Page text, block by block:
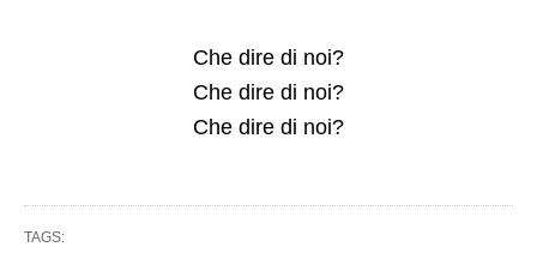
Che dire di noi?
Che dire di noi?
Che dire di noi?
TAGS: